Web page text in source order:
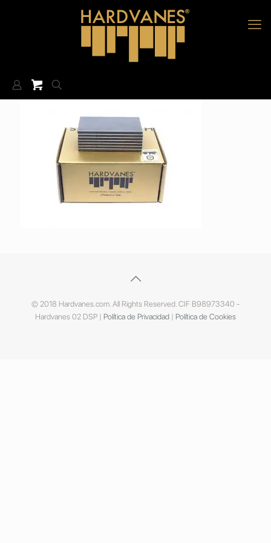
© 2018 Hardvanes.com. All Rights Reserved. CIF B98973340 -
Hardvanes 02 DSP | Política de Privacidad | Política de Cookies